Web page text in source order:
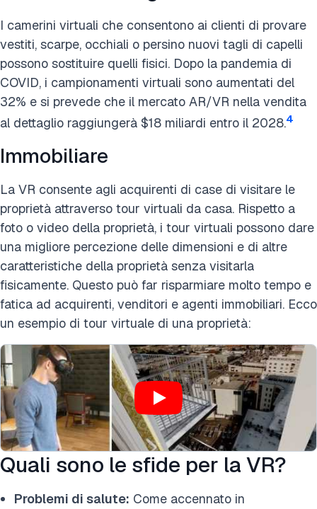
I camerini virtuali che consentono ai clienti di provare
vestiti, scarpe, occhiali o persino nuovi tagli di capelli
possono sostituire quelli fisici. Dopo la pandemia di
COVID, i campionamenti virtuali sono aumentati del
32% e si prevede che il mercato AR/VR nella vendita
al dettaglio raggiungerà $18 miliardi entro il 2028.4
Immobiliare
La VR consente agli acquirenti di case di visitare le
proprietà attraverso tour virtuali da casa. Rispetto a
foto o video della proprietà, i tour virtuali possono dare
una migliore percezione delle dimensioni e di altre
caratteristiche della proprietà senza visitarla
fisicamente. Questo può far risparmiare molto tempo e
fatica ad acquirenti, venditori e agenti immobiliari. Ecco
un esempio di tour virtuale di una proprietà:
Quali sono le sfide per la VR?
Problemi di salute: Come accennato in